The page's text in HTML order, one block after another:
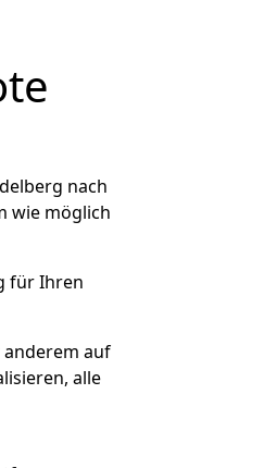
nach
wie möglich
für Ihren
auf
alle